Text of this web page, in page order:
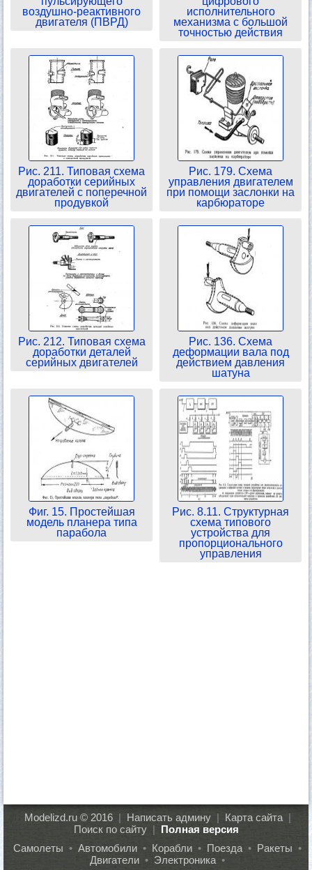
воздушно-реактивного
двигателя (ПВРД)
исполнительного
механизма с большой
точностью действия
Рис. 211. Типовая схема
доработки серийных
двигателей с поперечной
продувкой
Рис. 179. Схема
управления двигателем
при помощи заслонки на
карбюраторе
Рис. 212. Типовая схема
доработки деталей
серийных двигателей
Рис. 136. Схема
деформации вала под
действием давления
шатуна
Фиг. 15. Простейшая
модель планера типа
парабола
Рис. 8.11. Структурная
схема типового
устройства для
пропорционального
управления
Modelizd.ru © 2016 | Написать админу | Карта сайта |
Поиск по сайту | Полная версия
Самолеты • Автомобили • Корабли • Поезда • Ракеты •
Двигатели • Электроника •